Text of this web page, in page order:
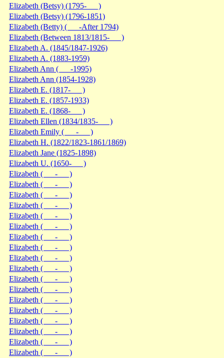
Elizabeth (Betsy) (1795- )
Elizabeth (Betsy) (1796-1851)
Elizabeth (Betty) ( -After 1794)
Elizabeth (Between 1813/1815- )
Elizabeth A. (1845/1847-1926)
Elizabeth A. (1883-1959)
Elizabeth Ann ( -1995)
Elizabeth Ann (1854-1928)
Elizabeth E. (1817- )
Elizabeth E. (1857-1933)
Elizabeth E. (1868- )
Elizabeth Ellen (1834/1835- )
Elizabeth Emily ( - )
Elizabeth H. (1822/1823-1861/1869)
Elizabeth Jane (1825-1898)
Elizabeth U. (1650- )
Elizabeth ( - )
Elizabeth ( - )
Elizabeth ( - )
Elizabeth ( - )
Elizabeth ( - )
Elizabeth ( - )
Elizabeth ( - )
Elizabeth ( - )
Elizabeth ( - )
Elizabeth ( - )
Elizabeth ( - )
Elizabeth ( - )
Elizabeth ( - )
Elizabeth ( - )
Elizabeth ( - )
Elizabeth ( - )
Elizabeth ( - )
Elizabeth ( - )